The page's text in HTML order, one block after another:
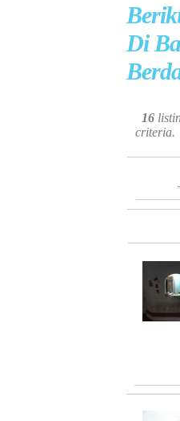
Di
16
criteria.